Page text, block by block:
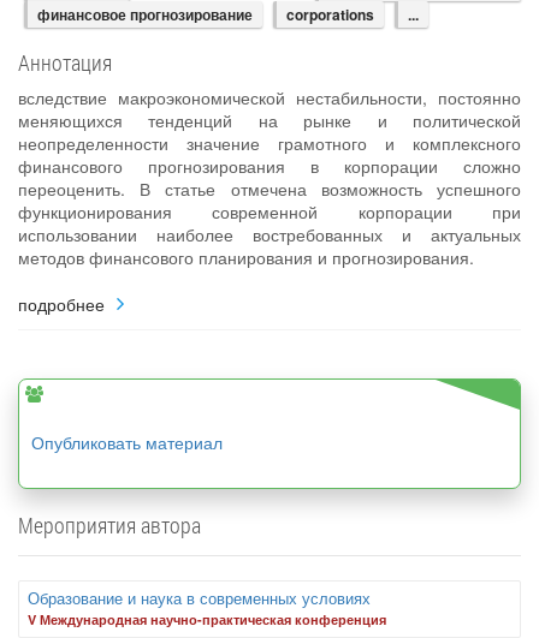
финансовое прогнозирование
corporations ...
Аннотация
вследствие макроэкономической нестабильности, постоянно
меняющихся тенденций на рынке и политической
неопределенности значение грамотного и комплексного
финансового прогнозирования в корпорации сложно
переоценить. В статье отмечена возможность успешного
функционирования современной корпорации при
использовании наиболее востребованных и актуальных
методов финансового планирования и прогнозирования.
подробнее
Опубликовать материал
Мероприятия автора
Образование и наука в современных условиях
V Международная научно-практическая конференция